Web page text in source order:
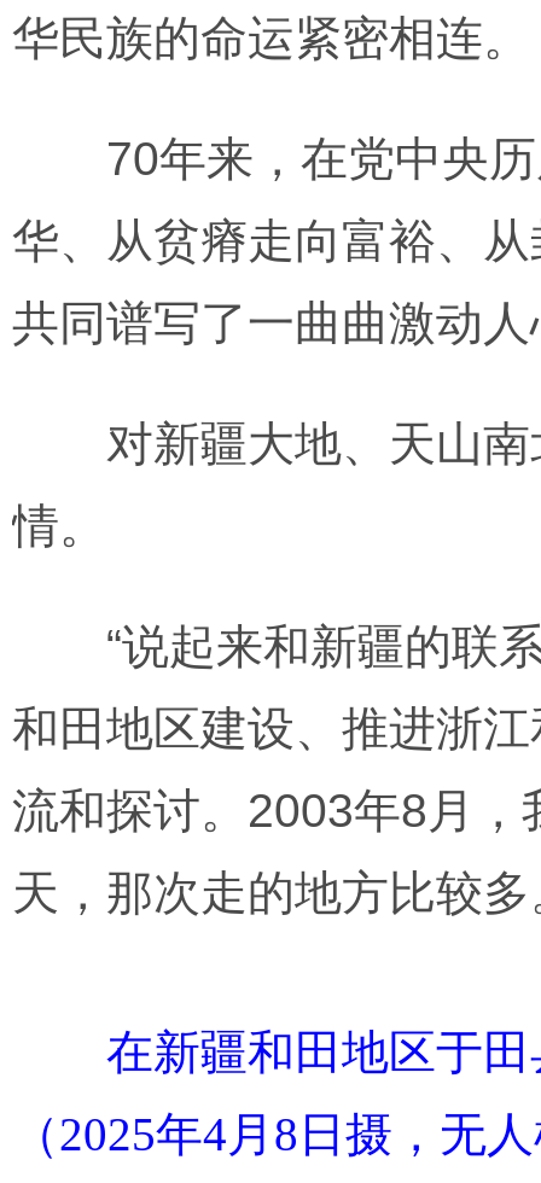
华民族的命运紧密相连。
70年来，在党中央历
华、从贫瘠走向富裕、
共同谱写了一曲曲激动
对新疆大地、天山南
情。
“说起来和新疆的联系
和田地区建设、推进浙
流和探讨。2003年8月
天，那次走的地方比较多
在新疆和田地区于田
（2025年4月8日摄，无